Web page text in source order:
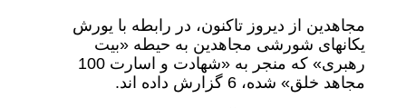
مجاهدین از دیروز تاکنون، در رابطه با یورش
یکانهای شورشی مجاهدین به حیطه «بیت
رهبری» که منجر به «شهادت و اسارت 100
مجاهد خلق» شده، 6 گزارش داده اند.